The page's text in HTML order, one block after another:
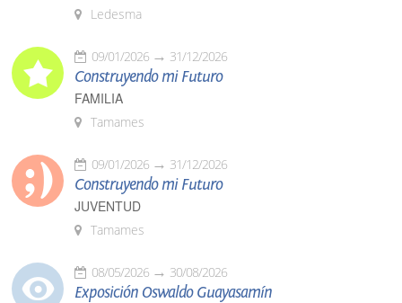
Ledesma
09/01/2026 31/12/2026
Construyendo mi Futuro
FAMILIA
Tamames
09/01/2026 31/12/2026
Construyendo mi Futuro
JUVENTUD
Tamames
08/05/2026 30/08/2026
Exposición Oswaldo Guayasamín